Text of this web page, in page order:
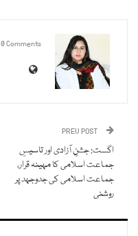
0 Comments
اگست: جشنِ آزادی اور تاسیسِ
جماعت اسلامی کا مہینہ قرار،
جماعت اسلامی کی جدوجہد پر
روشنی